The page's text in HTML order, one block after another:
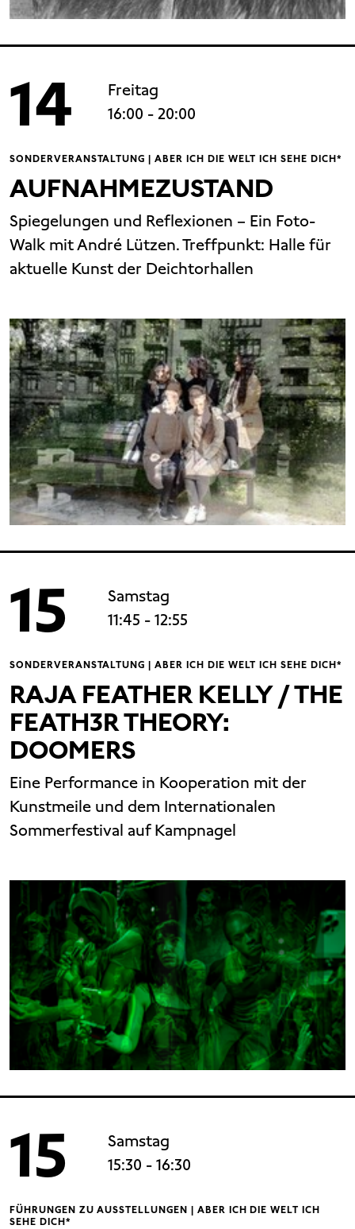
14
Freitag
16:00 - 20:00
SONDERVERANSTALTUNG | ABER ICH DIE WELT ICH SEHE DICH*
AUFNAHMEZUSTAND
Spiegelungen und Reflexionen – Ein Foto-
Walk mit André Lützen. Treffpunkt: Halle für
aktuelle Kunst der Deichtorhallen
15
Samstag
11:45 - 12:55
SONDERVERANSTALTUNG | ABER ICH DIE WELT ICH SEHE DICH*
RAJA FEATHER KELLY / THE
FEATH3R THEORY:
DOOMERS
Eine Performance in Kooperation mit der
Kunstmeile und dem Internationalen
Sommerfestival auf Kampnagel
15
Samstag
15:30 - 16:30
FÜHRUNGEN ZU AUSSTELLUNGEN | ABER ICH DIE WELT ICH
SEHE DICH*